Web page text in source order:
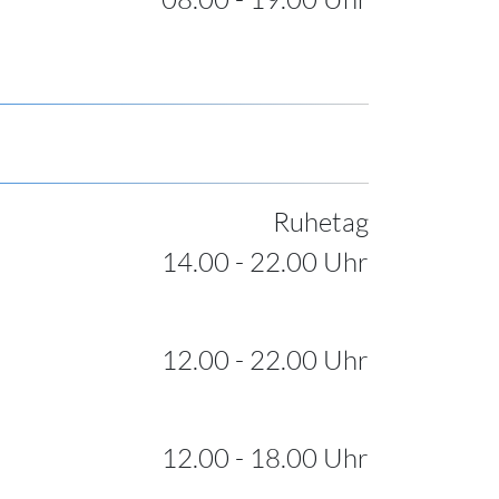
Ruhetag
14.00 - 22.00 Uhr
12.00 - 22.00 Uhr
12.00 - 18.00 Uhr